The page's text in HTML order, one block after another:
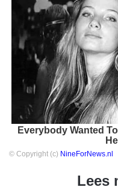
Everybody Wanted
© Copyright (c) NineForNews.nl
Lees